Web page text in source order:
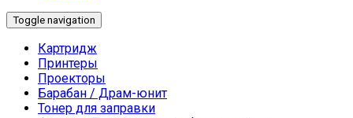
Toggle navigation
Картридж
Принтеры
Проекторы
Барабан / Драм-юнит
Тонер для заправки